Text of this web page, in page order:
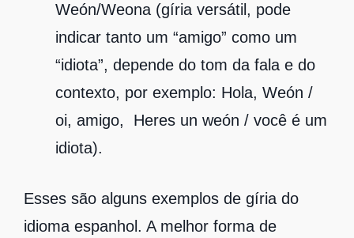
Weón/Weona (gíria versátil, pode
indicar tanto um “amigo” como um
“idiota”, depende do tom da fala e do
contexto, por exemplo: Hola, Weón /
oi, amigo, Heres un weón / você é um
idiota).
Esses são alguns exemplos de gíria do
idioma espanhol. A melhor forma de